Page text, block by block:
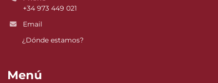
+34 973 449 021
Email
¿Dónde estamos?
Menú